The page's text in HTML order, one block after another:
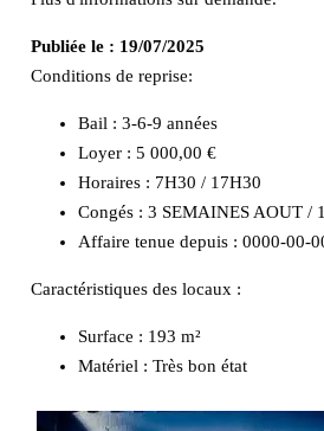
Publiée le : 19/07/2025
Conditions de reprise:
Bail : 3-6-9 années
Loyer : 5 000,00 €
Horaires : 7H30 / 17H30
Congés : 3 SEMAINES AOUT /
Affaire tenue depuis : 0000-00-
Caractéristiques des locaux :
Surface : 193 m²
Matériel : Très bon état